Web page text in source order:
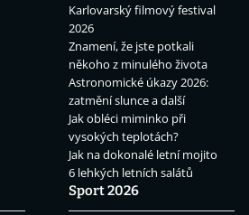
Karlovarský filmový festival
2026
Znamení, že jste potkali
někoho z minulého života
Astronomické úkazy 2026:
zatmění slunce a další
Jak obléci miminko při
vysokých teplotách?
Jak na dokonalé letní mojito
6 lehkých letních salátů
Sport 2026